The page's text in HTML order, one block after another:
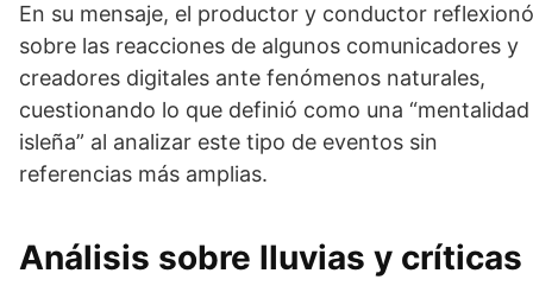
En su mensaje, el productor y conductor reflexionó
sobre las reacciones de algunos comunicadores y
creadores digitales ante fenómenos naturales,
cuestionando lo que definió como una “mentalidad
isleña” al analizar este tipo de eventos sin
referencias más amplias.
Análisis sobre lluvias y críticas